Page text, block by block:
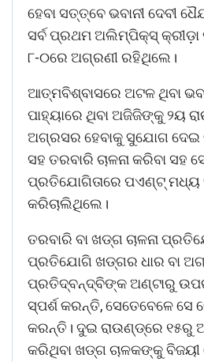
ହେବା ସତ୍ତ୍ବେ ଭବାନୀ ଦେବୀ
ସର୍ବ ପ୍ରଥମ ଅଲିମ୍ପିକ୍‌ସ୍‌ କ୍ରୀଡ଼ା
୮-୦ରେ ଅଗ୍ରଣୀ ରହିଥିଲେ।
ଆତ୍ମବିଶ୍ବାସରେ ଅଟଳ ଥିବା
ପାହ୍ୟାରେ ଥିବା ଅଜିଜିଙ୍କୁ ୨ୟ
ଅଗ୍ରସର ହେବାକୁ ସୁଯୋଗ ଦେଇ
ସହ ତରବାରି ଚାଳନା କରିବା ସହ
ପ୍ରତିଯୋଗିତାରେ ପଏଣ୍ଟ୍‌ ମଧ୍ୟ
କରିଚାଲିଥିଲେ।
ତରବାରି ବା ଖଡ୍ଗ ଚାଳନା
ପ୍ରତିଯୋଗି ଖଡ୍ଗର ଧାର ବା
ପ୍ରତିଦ୍ବନ୍ଦ୍ବିଙ୍କ ଅଣ୍ଟାରୁ
ସ୍ପର୍ଶ କରନ୍ତି, ସେତେବେଳେ ସେ
କରନ୍ତି। ଦୁଇ ରାଉଣ୍ଡ୍‌ରେ ୧୫ରୁ
କରିଥିବା ଖଡ୍ଗ ଚାଳକଙ୍କୁ ବିଜୟୀ